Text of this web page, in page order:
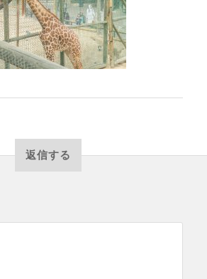
返信する